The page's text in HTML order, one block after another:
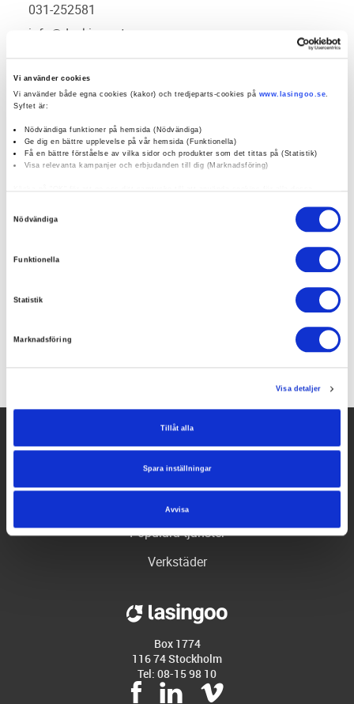
Vi använder cookies
Vi använder både egna cookies (kakor) och tredjeparts-cookies på www.lasingoo.se.
Syftet är:
Nödvändiga funktioner på hemsida (Nödvändiga)
Ge dig en bättre upplevelse på vår hemsida (Funktionella)
Få en bättre förståelse av vilka sidor och produkter som det tittas på (Statistik)
Visa relevanta kampanjer och erbjudanden till dig (Marknadsföring)
längst ned på sidan. Ändra dina inställningar. Läs mer om hur vi använder cookies och
andra teknologier för att samla in personuppgifter:
Nödvändiga
Funktionella
Statistik
Marknadsföring
Visa detaljer
Tillåt alla
Spara inställningar
Avvisa
031-252581
info@dackimporten.com
Boka verkstadstid
social media:
Hjälp
Företaget
Partners
Populära tjänster
Verkstäder
Box 1774
116 74 Stockholm
Tel: 08-15 98 10